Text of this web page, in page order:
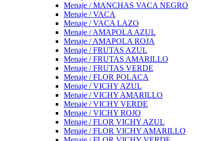
Menaje / MANCHAS VACA NEGRO
Menaje / VACA
Menaje / VACA LAZO
Menaje / AMAPOLA AZUL
Menaje / AMAPOLA ROJA
Menaje / FRUTAS AZUL
Menaje / FRUTAS AMARILLO
Menaje / FRUTAS VERDE
Menaje / FLOR POLACA
Menaje / VICHY AZUL
Menaje / VICHY AMARILLO
Menaje / VICHY VERDE
Menaje / VICHY ROJO
Menaje / FLOR VICHY AZUL
Menaje / FLOR VICHY AMARILLO